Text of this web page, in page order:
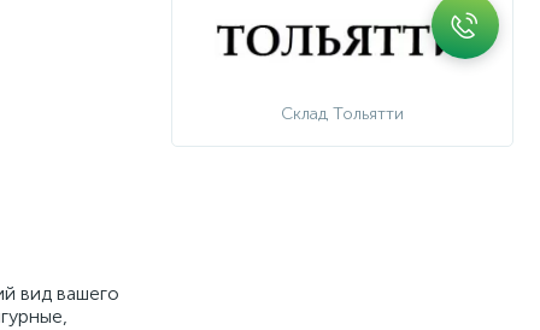
вид вашего
Склад Тольятти